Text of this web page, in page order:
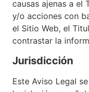
causas ajenas a el
y/o acciones con
el Sitio Web, el
contrastar la
Jurisdicción
Este Aviso Legal